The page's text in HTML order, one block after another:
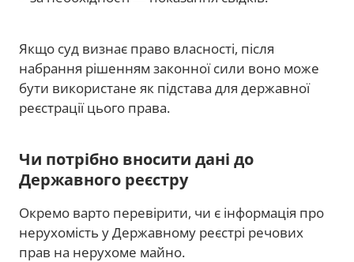
Якщо суд визнає право власності, після
набрання рішенням законної сили воно може
бути використане як підстава для державної
реєстрації цього права.
Чи потрібно вносити дані до
Державного реєстру
Окремо варто перевірити, чи є інформація про
нерухомість у Державному реєстрі речових
прав на нерухоме майно.